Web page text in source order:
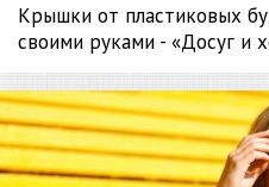
Крышки от пластиковых
своими руками - «Досуг и